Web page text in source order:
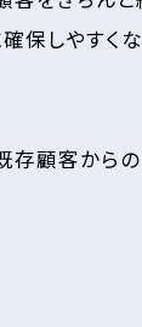
保しやすく
存顧客から